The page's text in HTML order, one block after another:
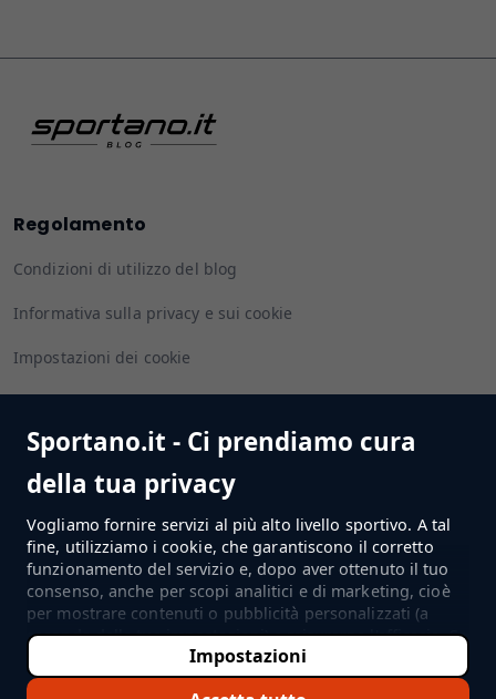
Sportano.it - Ci prendiamo cura
della tua privacy
Vogliamo fornire servizi al più alto livello sportivo. A tal
fine, utilizziamo i cookie, che garantiscono il corretto
funzionamento del servizio e, dopo aver ottenuto il tuo
consenso, anche per scopi analitici e di marketing, cioè
per mostrare contenuti o pubblicità personalizzati (a
seconda delle tue impostazioni) e misurarne l'efficacia. Se
clicchi su 'Accetta tutto', esprimerai il consenso al
trattamento dei tuoi dati personali da parte di
Impostazioni
Regolamento
Condizioni di utilizzo del blog
Informativa sulla privacy e sui cookie
Impostazioni dei cookie
Seguiteci
VAI AL NEGOZIO